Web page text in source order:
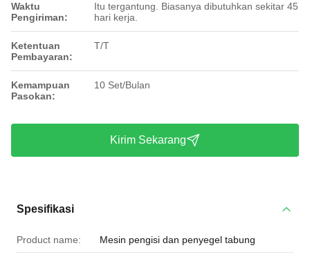
Waktu
Pengiriman:
Itu tergantung. Biasanya dibutuhkan sekitar 45
hari kerja.
Ketentuan
Pembayaran:
T/T
Kemampuan
Pasokan:
10 Set/Bulan
Kirim Sekarang
Spesifikasi
Product name: Mesin pengisi dan penyegel tabung